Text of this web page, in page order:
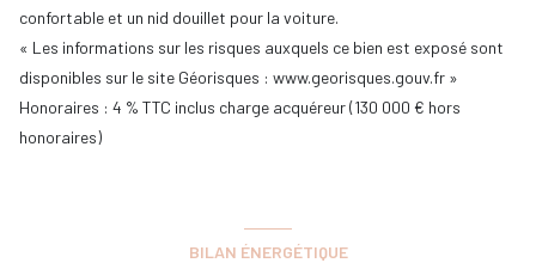
confortable et un nid douillet pour la voiture.
« Les informations sur les risques auxquels ce bien est exposé sont
disponibles sur le site Géorisques : www.georisques.gouv.fr »
Honoraires : 4 % TTC inclus charge acquéreur (130 000 € hors
honoraires)
BILAN ÉNERGÉTIQUE